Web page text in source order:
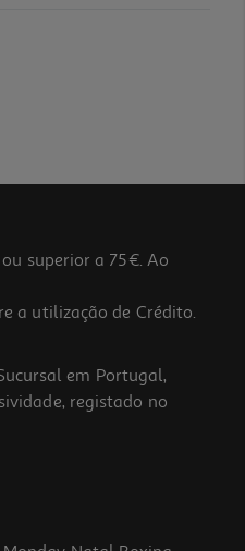
superior a 75€. Ao
a utilização de Crédito.
em Portugal,
registado no